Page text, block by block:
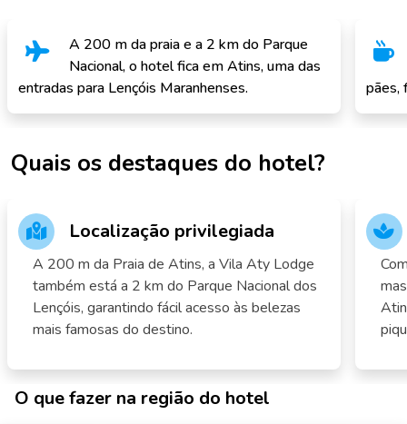
A 200 m da praia e a 2 km do Parque
Nacional, o hotel fica em Atins, uma das
entradas para Lençóis Maranhenses.
pães,
Quais os destaques do hotel?
Localização privilegiada
A 200 m da Praia de Atins, a Vila Aty Lodge
também está a 2 km do Parque Nacional dos
Lençóis, garantindo fácil acesso às belezas
mais famosas do destino.
O que fazer na região do hotel